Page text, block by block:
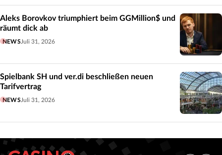
Aleks Borovkov triumphiert beim GGMillion$ und
räumt dick ab
NEWS Juli 31, 2026
Spielbank SH und ver.di beschließen neuen
Tarifvertrag
NEWS Juli 31, 2026